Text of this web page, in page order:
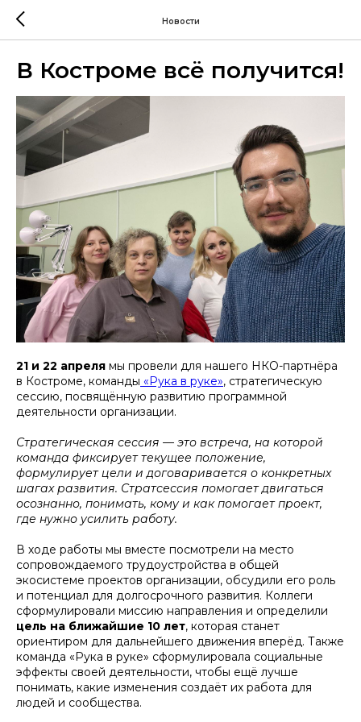
Новости
В Костроме всё получится!
21 и 22 апреля мы провели для нашего НКО-партнёра
в Костроме, команды «Рука в руке», стратегическую
сессию, посвящённую развитию программной
деятельности организации.
Стратегическая сессия — это встреча, на которой
команда фиксирует текущее положение,
формулирует цели и договаривается о конкретных
шагах развития. Стратсессия помогает двигаться
осознанно, понимать, кому и как помогает проект,
где нужно усилить работу.
В ходе работы мы вместе посмотрели на место
сопровождаемого трудоустройства в общей
экосистеме проектов организации, обсудили его роль
и потенциал для долгосрочного развития. Коллеги
сформулировали миссию направления и определили
цель на ближайшие 10 лет, которая станет
ориентиром для дальнейшего движения вперёд. Также
команда «Рука в руке» сформулировала социальные
эффекты своей деятельности, чтобы ещё лучше
понимать, какие изменения создаёт их работа для
людей и сообщества.